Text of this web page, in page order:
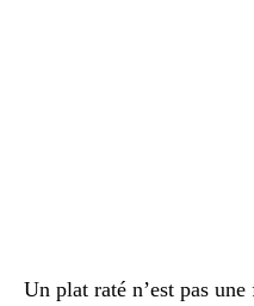
Un plat raté n’est pas